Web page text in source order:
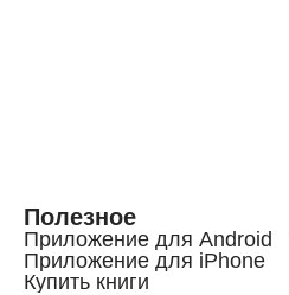
Полезное
Приложение для Android
Приложение для iPhone
Купить книги